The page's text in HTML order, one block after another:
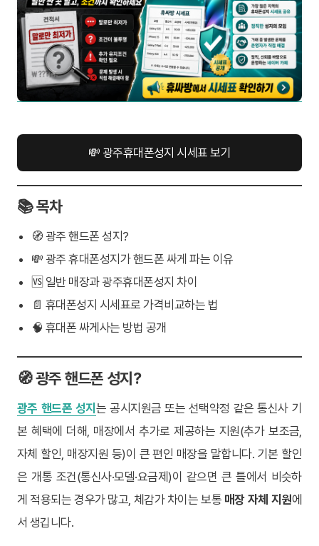
💸 광주휴대폰성지 시세표 보기
📚 목차
🧭 광주 핸드폰 성지?
💸 광주 휴대폰성지가 핸드폰 싸게 파는 이유
🆚 일반 매장과 광주휴대폰성지 차이
📄 휴대폰성지 시세표로 가격비교하는 법
🧠 휴대폰 싸게사는 방법 공개
🧭 광주 핸드폰 성지?
광주 핸드폰 성지 는 공시지원금 또는 선택약정 같은 통신사 기
본 혜택에 더해, 매장에서 추가로 제공하는 지원(추가 보조금,
자체 할인, 매장지원 등)이 큰 편인 매장을 말합니다. 기본 할인
은 개통 조건(통신사·모델·요금제)이 같으면 큰 틀에서 비슷하
게 적용되는 경우가 많고, 체감가 차이는 보통 매장 자체 지원에
서 생깁니다.